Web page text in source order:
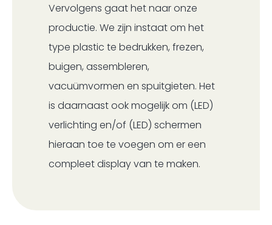
Vervolgens gaat het naar onze
productie. We zijn instaat om het
type plastic te bedrukken, frezen,
buigen, assembleren,
vacuümvormen en spuitgieten. Het
is daarnaast ook mogelijk om (LED)
verlichting en/of (LED) schermen
hieraan toe te voegen om er een
compleet display van te maken.